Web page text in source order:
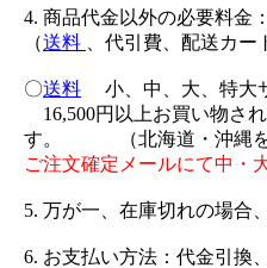
4. 商品代金以外の必要料金
（送料 、代引費、配送カ
〇送料 小、中、大、特大
16,500円以上お買い物さ
す。 （北海道・沖縄を除
ご注文確定メールにて中・
5. 万が一、在庫切れの場合
6. お支払い方法：代金引換